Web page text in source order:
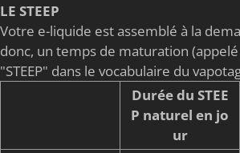
LE STEEP
Votre e-liquide est assemblé à la
donc, un temps de maturation
"STEEP" dans le vocabulaire du
Durée du STEE
P naturel en jo
ur